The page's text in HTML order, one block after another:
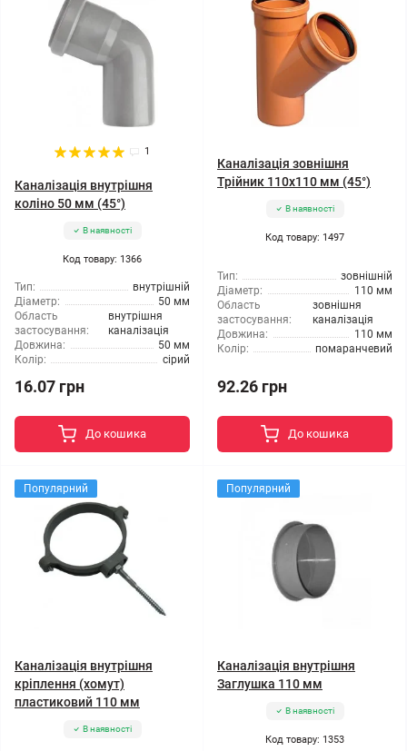
1
Каналізація внутрішня
коліно 50 мм (45°)
В наявності
Код товару: 1366
Тип:
внутрішній
Діаметр:
50 мм
Область
застосування:
внутрішня
каналізація
Довжина:
50 мм
Колір:
сірий
16.07 грн
До кошика
Каналізація зовнішня
Трійник 110x110 мм (45°)
В наявності
Код товару: 1497
Тип:
зовнішній
Діаметр:
110 мм
Область
застосування:
зовнішня
каналізація
Довжина:
110 мм
Колір:
помаранчевий
92.26 грн
До кошика
Популярний
Каналізація внутрішня
кріплення (хомут)
пластиковий 110 мм
В наявності
Популярний
Каналізація внутрішня
Заглушка 110 мм
В наявності
Код товару: 1353